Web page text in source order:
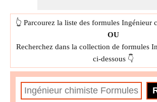
👆 Parcourez la liste des formules Ingénieur
OU
Recherchez dans la collection de formules
ci-dessous 👇